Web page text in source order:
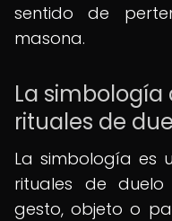
sentido de
masona.
La simbología
rituales de
La simbología es
rituales de
gesto, objeto o